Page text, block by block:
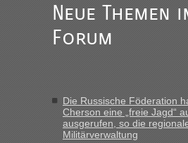
Neue Themen
Forum
Die Russische Föderation
Cherson eine „freie Jagd“
ausgerufen, so die
Militärverwaltung